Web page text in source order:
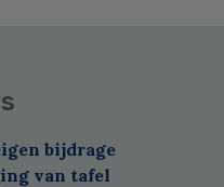
bijdrage
van tafel